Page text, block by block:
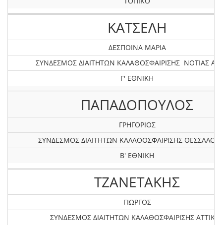
ΚΑΤΣΕΛΗ
ΔΕΣΠΟΙΝΑ ΜΑΡΙΑ
ΣΥΝΔΕΣΜΟΣ ΔΙΑΙΤΗΤΩΝ ΚΑΛΑΘΟΣΦΑΙΡΙΣΗΣ ΝΟΤΙΑΣ
Γ' ΕΘΝΙΚΗ
ΠΑΠΑΔΟΠΟΥΛΟΣ
ΓΡΗΓΟΡΙΟΣ
ΣΥΝΔΕΣΜΟΣ ΔΙΑΙΤΗΤΩΝ ΚΑΛΑΘΟΣΦΑΙΡΙΣΗΣ
Β' ΕΘΝΙΚΗ
ΤΖΑΝΕΤΑΚΗΣ
ΓΙΩΡΓΟΣ
ΣΥΝΔΕΣΜΟΣ ΔΙΑΙΤΗΤΩΝ ΚΑΛΑΘΟΣΦΑΙΡΙΣΗΣ